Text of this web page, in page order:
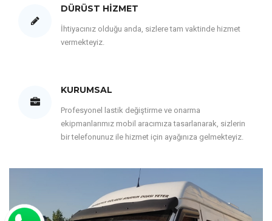
DÜRÜST HIZMET
İhtiyacınız olduğu anda, sizlere tam vaktinde hizmet
vermekteyiz.
KURUMSAL
Profesyonel lastik değiştirme ve onarma
ekipmanlarımız mobil aracımıza tasarlanarak, sizlerin
bir telefonunuz ile hizmet için ayağınıza gelmekteyiz.